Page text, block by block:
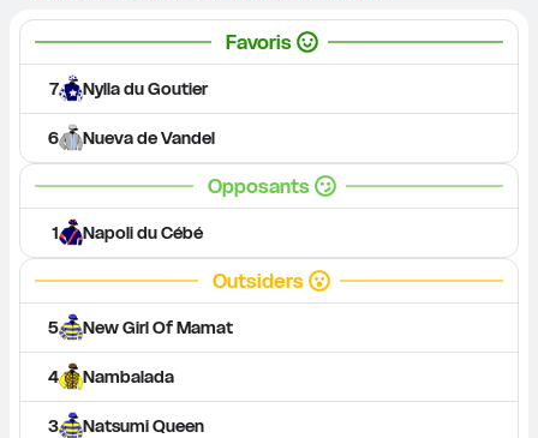
Favoris
7 Nylla du Goutier
6 Nueva de Vandel
Opposants
1 Napoli du Cébé
Outsiders
5 New Girl Of Mamat
4 Nambalada
3 Natsumi Queen